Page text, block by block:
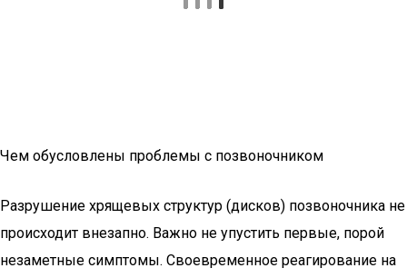
Чем обусловлены проблемы с позвоночником
Разрушение хрящевых структур (дисков) позвоночника не
происходит внезапно. Важно не упустить первые, порой
незаметные симптомы. Своевременное реагирование на